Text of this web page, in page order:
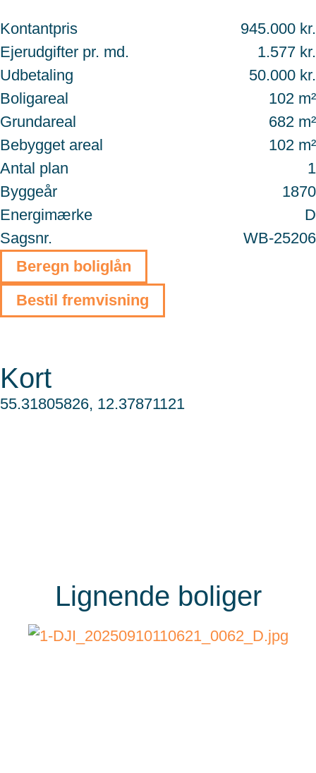
Kontantpris
945.000 kr.
Ejerudgifter pr. md.
1.577 kr.
Udbetaling
50.000 kr.
Boligareal
102 m²
Grundareal
682 m²
Bebygget areal
102 m²
Antal plan
1
Byggeår
1870
Energimærke
D
Sagsnr.
WB-25206
Beregn boliglån
Bestil fremvisning
Kort
55.31805826, 12.37871121
Lignende boliger
WB-